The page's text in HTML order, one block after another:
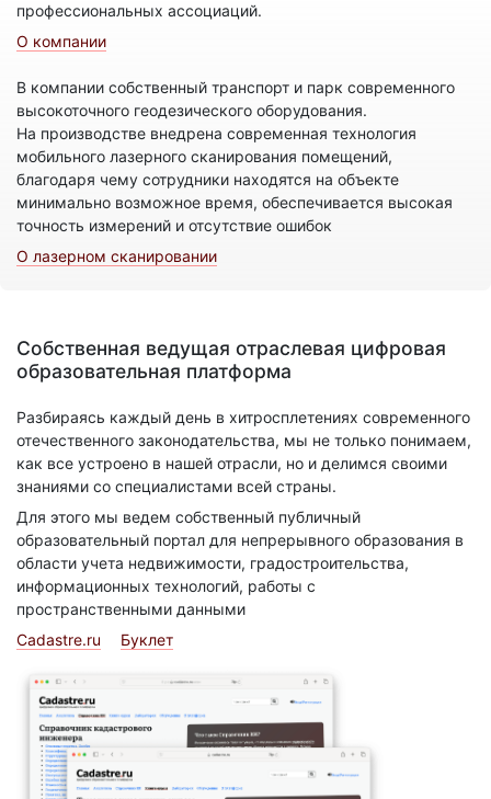
профессиональных ассоциаций.
О компании
В компании собственный транспорт и парк современного
высокоточного геодезического оборудования.
На производстве внедрена современная технология
мобильного лазерного сканирования помещений,
благодаря чему сотрудники находятся на объекте
минимально возможное время, обеспечивается высокая
точность измерений и отсутствие ошибок
О лазерном сканировании
Собственная ведущая отраслевая цифровая
образовательная платформа
Разбираясь каждый день в хитросплетениях современного
отечественного законодательства, мы не только понимаем,
как все устроено в нашей отрасли, но и делимся своими
знаниями со специалистами всей страны.
Для этого мы ведем собственный публичный
образовательный портал для непрерывного образования в
области учета недвижимости, градостроительства,
информационных технологий, работы с
пространственными данными
Cadastre.ru
Буклет